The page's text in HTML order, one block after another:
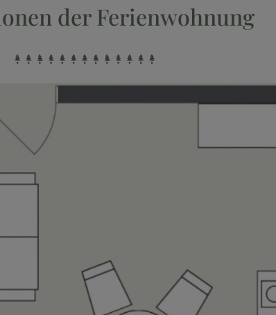
der Ferienwohnung